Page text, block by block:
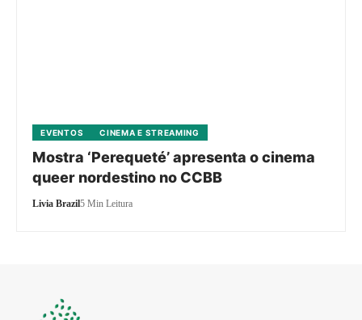
EVENTOS CINEMA E STREAMING
Mostra ‘Perequeté’ apresenta o cinema
queer nordestino no CCBB
Livia Brazil5 Min Leitura